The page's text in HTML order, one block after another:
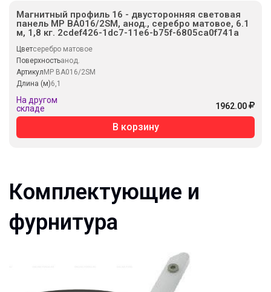
Магнитный профиль 16 - двусторонняя световая
панель MP BA016/2SM, анод., серебро матовое, 6.1
м, 1,8 кг. 2cdef426-1dc7-11e6-b75f-6805ca0f741a
Цветсеребро матовое
Поверхностьанод.
Артикул MP BA016/2SM
Длина (м)6,1
На другом
складе
1962.00
В корзину
Комплектующие и
фурнитура